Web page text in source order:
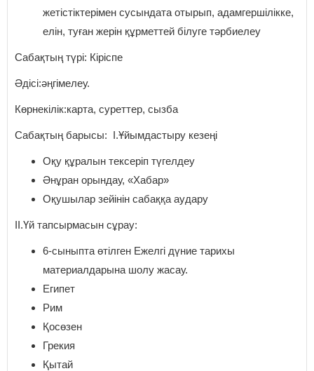
жетістіктерімен сусындата отырып, адамгершілікке,
елін, туған жерін құрметтей білуге тәрбиелеу
Сабақтың түрі: Кіріспе
Әдісі:әңгімелеу.
Көрнекілік:карта, суреттер, сызба
Сабақтың барысы: І.Ұйымдастыру кезеңі
Оқу құралын тексеріп түгелдеу
Әнұран орындау, «Хабар»
Оқушылар зейінін сабаққа аудару
ІІ.Үй тапсырмасын сұрау:
6-сыныпта өтілген Ежелгі дүние тарихы
материалдарына шолу жасау.
Египет
Рим
Қосөзен
Грекия
Қытай